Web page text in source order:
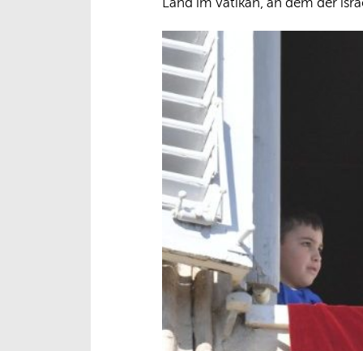
Land im Vatikan, an dem der